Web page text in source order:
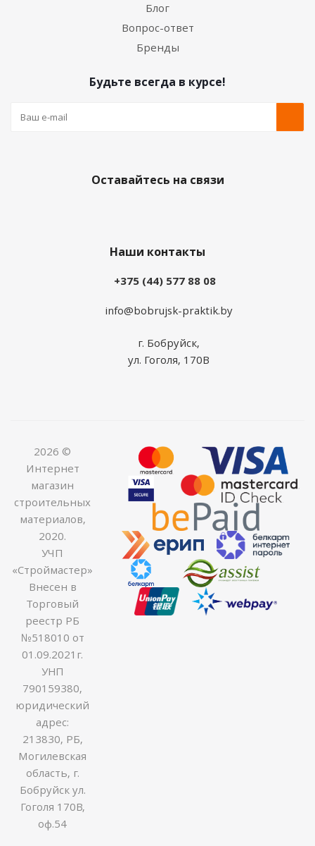
Блог
Вопрос-ответ
Бренды
Будьте всегда в курсе!
Оставайтесь на связи
Наши контакты
+375 (44) 577 88 08
info@bobrujsk-praktik.by
г. Бобруйск,
ул. Гоголя, 170В
2026 ©
Интернет
магазин
строительных
материалов,
2020.
УЧП
«Строймастер»
Внесен в
Торговый
реестр РБ
№518010 от
01.09.2021г.
УНП
790159380,
юридический
адрес:
213830, РБ,
Могилевская
область, г.
Бобруйск ул.
Гоголя 170В,
оф.54